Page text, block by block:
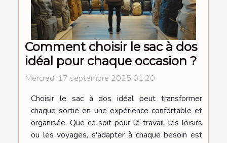
Comment choisir le sac à dos
idéal pour chaque occasion ?
Mercredi 17 septembre 2025 01:20
Choisir le sac à dos idéal peut transformer
chaque sortie en une expérience confortable et
organisée. Que ce soit pour le travail, les loisirs
ou les voyages, s'adapter à chaque besoin est